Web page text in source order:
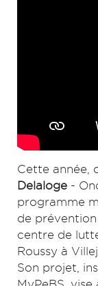
Cette année,
Delaloge -
programme
de prévention
centre de
Roussy à
Son projet,